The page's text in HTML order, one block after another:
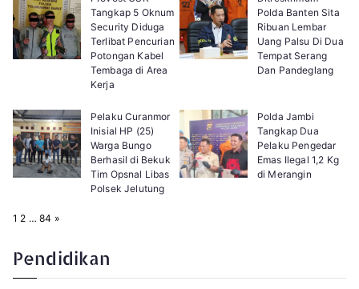
Tangkap 5 Oknum
Security Diduga
Terlibat Pencurian
Potongan Kabel
Tembaga di Area
Kerja
Polda Banten Sita
Ribuan Lembar
Uang Palsu Di Dua
Tempat Serang
Dan Pandeglang
Pelaku Curanmor
Inisial HP (25)
Warga Bungo
Berhasil di Bekuk
Tim Opsnal Libas
Polsek Jelutung
Polda Jambi
Tangkap Dua
Pelaku Pengedar
Emas Ilegal 1,2 Kg
di Merangin
P
:
1 2 … 84 N
»
Pendidikan